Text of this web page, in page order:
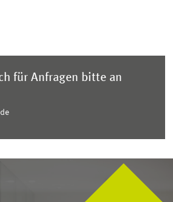
für Anfragen bitte an